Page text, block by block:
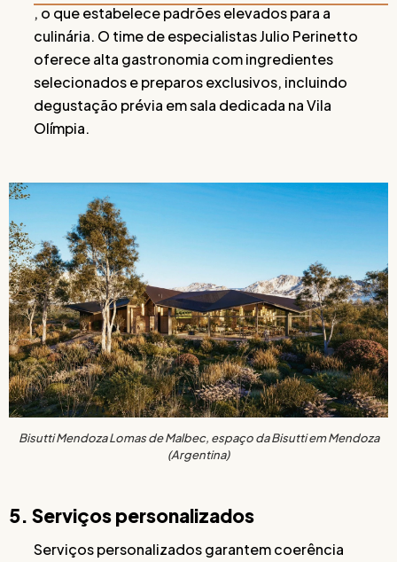
, o que estabelece padrões elevados para a
culinária. O time de especialistas Julio Perinetto
oferece alta gastronomia com ingredientes
selecionados e preparos exclusivos, incluindo
degustação prévia em sala dedicada na Vila
Olímpia.
Bisutti Mendoza Lomas de Malbec, espaço da Bisutti em Mendoza
(Argentina)
5. Serviços personalizados
Serviços personalizados garantem coerência